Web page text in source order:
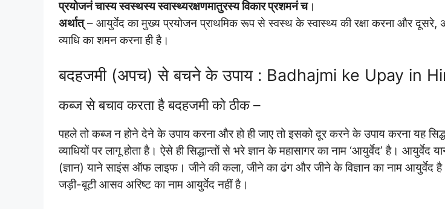
प्रयोजनं चास्य स्वस्थस्य स्वास्थ्यरक्षणमातुरस्य विकार प्रशमनं च।
अर्थात्– आयुर्वेद का मुख्य प्रयोजन प्राथमिक रूप से स्वस्थ के स्वास्थ्य की रक्षा करना और दूसरे,
व्याधि का शमन करना ही है।
बदहजमी (अपच) से बचने के उपाय : Badhajmi ke Upay in
कब्ज से बचाव करता है बदहजमी को ठीक –
पहले तो कब्ज न होने देने के उपाय करना और हो ही जाए तो इसको दूर करने के उपाय करना यह
व्याधियों पर लागू होता है। ऐसे ही सिद्धान्तों से भरे ज्ञान के महासागर का नाम ‘आयुर्वेद’ है। आयुर्वेद
(ज्ञान) याने साइंस ऑफ लाइफ। जीने की कला, जीने का ढंग और जीने के विज्ञान का नाम आयुर्वेद
जड़ी-बूटी आसव अरिष्ट का नाम आयुर्वेद नहीं है।